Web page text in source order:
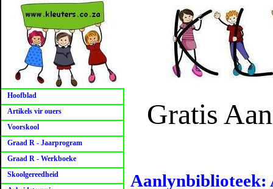
Hoofblad
Artikels vir ouers
Voorskool
Graad R - Jaarprogram
Graad R - Werkboeke
Skoolgereedheid
Gratis
Aanlynbiblioteek: